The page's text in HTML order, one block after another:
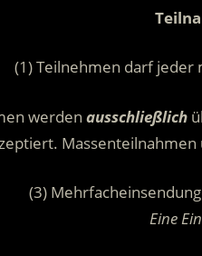
(1) Teilnehmen darf jeder
werden ausschließlich
(3)
Eine